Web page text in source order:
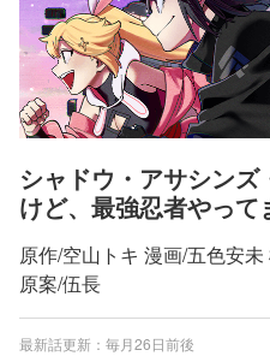
シャドウ・アサシン
けど、最強忍者やって
原作/空山トキ 漫画/五色安
原案/伍長
最新話更新：毎月26日前後